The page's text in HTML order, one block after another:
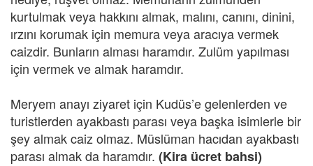
kurtulmak veya hakkını almak, malını, canını, dinini,
ırzını korumak için memura veya aracıya vermek
caizdir. Bunların alması haramdır. Zulüm yapılması
için vermek ve almak haramdır.
Meryem anayı ziyaret için Kudüs’e gelenlerden ve
turistlerden ayakbastı parası veya başka isimlerle bir
şey almak caiz olmaz. Müslüman hacıdan ayakbastı
parası almak da haramdır. (Kira ücret bahsi)